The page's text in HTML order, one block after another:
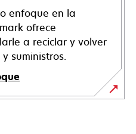
enfoque en la
ofrece
a reciclar y volver
suministros.